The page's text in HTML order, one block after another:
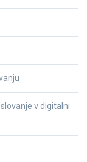
v digitalni